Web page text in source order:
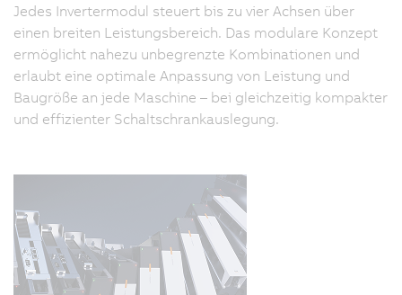
Jedes Invertermodul steuert bis zu vier Achsen über
einen breiten Leistungsbereich. Das modulare Konzept
ermöglicht nahezu unbegrenzte Kombinationen und
erlaubt eine optimale Anpassung von Leistung und
Baugröße an jede Maschine – bei gleichzeitig kompakter
und effizienter Schaltschrankauslegung.